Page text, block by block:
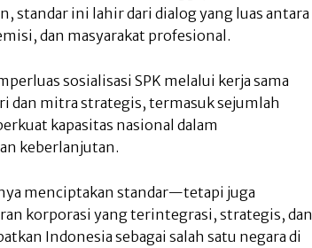
standar ini lahir dari dialog yang luas antara
dan masyarakat profesional.
sosialisasi SPK melalui kerja sama
dan mitra strategis, termasuk sejumlah
kapasitas nasional dalam
keberlanjutan.
menciptakan standar—tetapi juga
korporasi yang terintegrasi, strategis, dan
Indonesia sebagai salah satu negara di